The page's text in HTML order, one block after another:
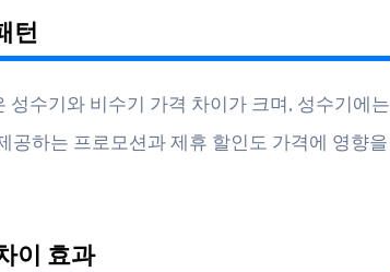
턴
수기와 비수기 가격 차이가 크며, 성수기에는
공하는 프로모션과 제휴 할인도 가격에 영향을
이 효과